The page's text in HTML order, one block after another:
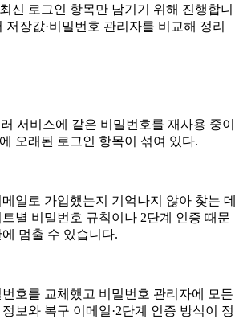
신 로그인 항목만 남기기 위해 진행합니
저장값·비밀번호 관리자를 비교해 정리
서비스에 같은 비밀번호를 재사용 중이
오래된 로그인 항목이 섞여 있다.
일로 가입했는지 기억나지 않아 찾는 데
별 비밀번호 규칙이나 2단계 인증 때문
멈출 수 있습니다.
호를 교체했고 비밀번호 관리자에 모든
보와 복구 이메일·2단계 인증 방식이 정